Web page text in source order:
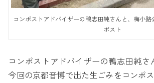
コンポストアドバイザーの鴨志田純さんと、梅小
ポスト
コンポストアドバイザーの鴨志田純さ
今回の京都音博で出た生ごみをコンポ